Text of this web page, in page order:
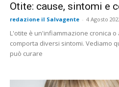
Otite: cause, sintomi e
redazione il Salvagente - 4 Agosto
L'otite è un'infiammazione cronica
comporta diversi sintomi. Vediamo
può curare